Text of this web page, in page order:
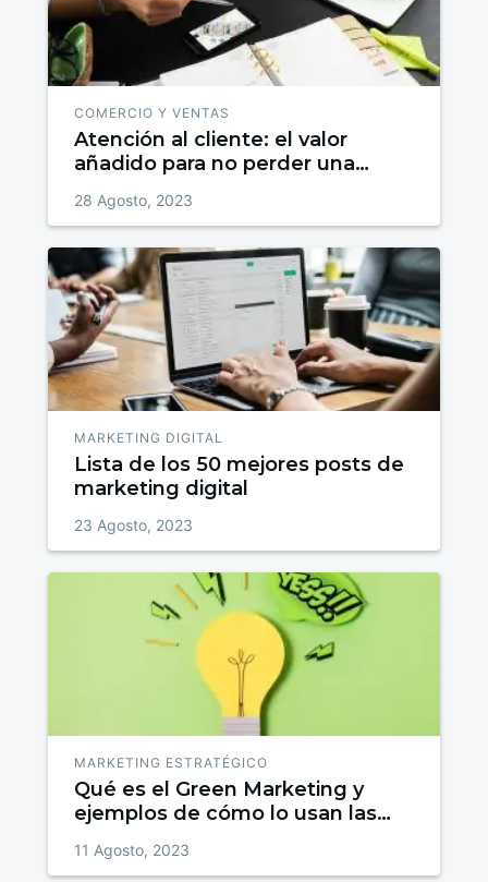
COMERCIO Y VENTAS
Atención al cliente: el valor
añadido para no perder una
28 Agosto, 2023
MARKETING DIGITAL
Lista de los 50 mejores posts de
marketing digital
23 Agosto, 2023
MARKETING ESTRATÉGICO
Qué es el Green Marketing y
ejemplos de cómo lo usan las
11 Agosto, 2023